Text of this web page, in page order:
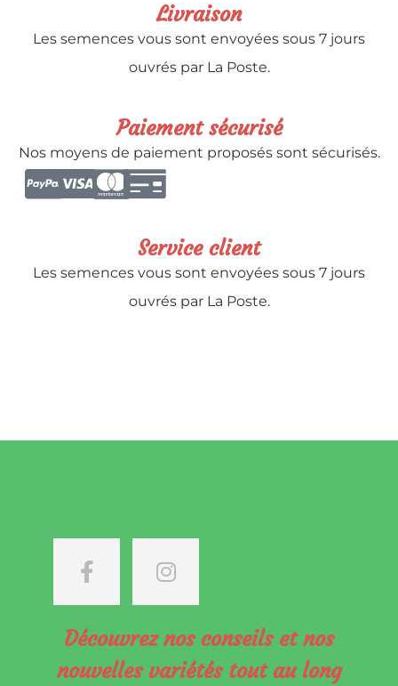
Livraison
Les semences vous sont envoyées sous 7 jours
ouvrés par La Poste.
Paiement sécurisé
Nos moyens de paiement proposés sont sécurisés.
Service client
Les semences vous sont envoyées sous 7 jours
ouvrés par La Poste.
Découvrez nos conseils et nos
nouvelles variétés tout au long